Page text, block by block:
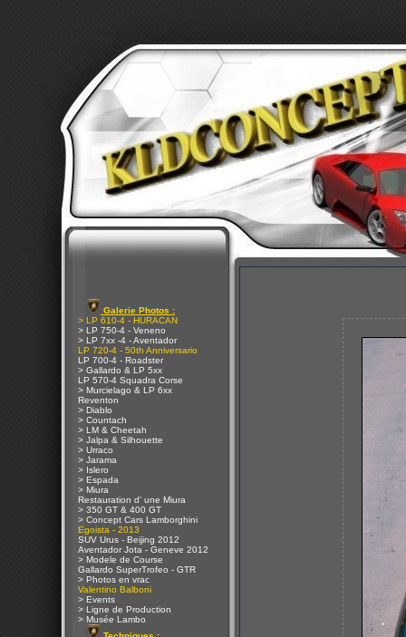
Galerie Photos :
> LP 610-4 - HURACAN
> LP 750-4 - Veneno
> LP 7xx -4 - Aventador
LP 720-4 - 50th Anniversario
LP 700-4 - Roadster
> Gallardo & LP 5xx
LP 570-4 Squadra Corse
> Murcielago & LP 6xx
Reventon
> Diablo
> Countach
> LM & Cheetah
> Jalpa & Silhouette
> Urraco
> Jarama
> Islero
> Espada
> Miura
Restauration d' une Miura
> 350 GT & 400 GT
> Concept Cars Lamborghini
Egoista - 2013
SUV Urus - Beijing 2012
Aventador Jota - Geneve 2012
> Modele de Course
Gallardo SuperTrofeo - GTR
> Photos en vrac
Valentino Balboni
> Events
> Ligne de Production
> Musée Lambo